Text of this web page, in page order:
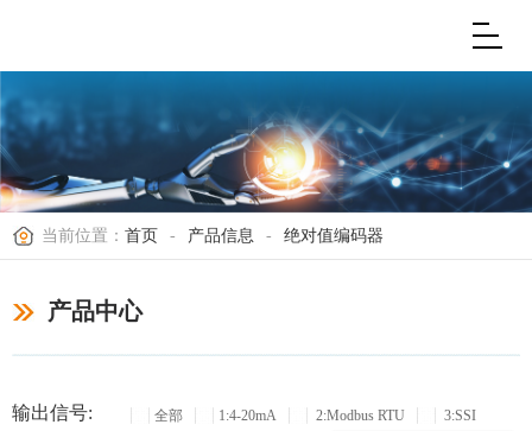
当前位置： 首页 - 产品信息 - 绝对值编码器
产品中心
输出信号: 全部 1:4-20mA 2:Modbus RTU
3:SSI